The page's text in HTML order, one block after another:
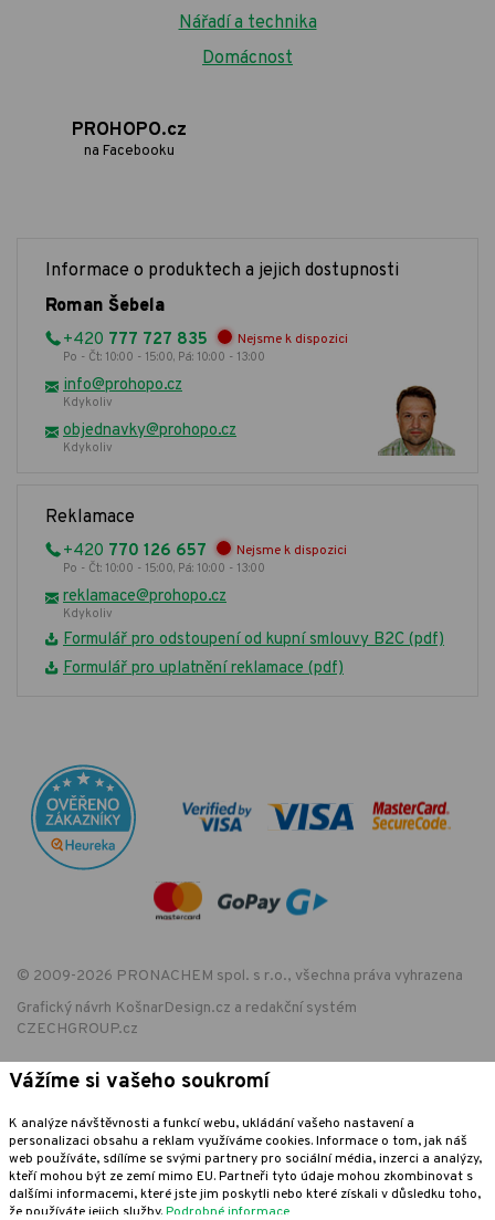
Nářadí a technika
Domácnost
PROHOPO.cz
na Facebooku
Informace o produktech a jejich dostupnosti
Roman Šebela
+420 777 727 835 Nejsme k dispozici
Po - Čt: 10:00 - 15:00, Pá: 10:00 - 13:00
info@prohopo.cz
Kdykoliv
objednavky@prohopo.cz
Kdykoliv
Reklamace
+420 770 126 657 Nejsme k dispozici
Po - Čt: 10:00 - 15:00, Pá: 10:00 - 13:00
reklamace@prohopo.cz
Kdykoliv
Formulář pro odstoupení od kupní smlouvy B2C (pdf)
Formulář pro uplatnění reklamace (pdf)
© 2009-2026 PRONACHEM spol. s r.o., všechna práva vyhrazena
Grafický návrh KošnarDesign.cz a redakční systém
CZECHGROUP.cz
EET - označení provozovny:
Podle zákona o evidenci tržeb je prodávající povinen vystavit kupujícímu
účtenku. Zároveň je povinen zaevidovat přijatou tržbu u správce daně
online; v případě technického výpadku pak nejpozději do 48 hodin.
Vážíme si vašeho soukromí
K analýze návštěvnosti a funkcí webu, ukládání vašeho nastavení a
personalizaci obsahu a reklam využíváme cookies. Informace o tom, jak náš
web používáte, sdílíme se svými partnery pro sociální média, inzerci a analýzy,
kteří mohou být ze zemí mimo EU. Partneři tyto údaje mohou zkombinovat s
dalšími informacemi, které jste jim poskytli nebo které získali v důsledku toho,
že používáte jejich služby.Podrobné informace